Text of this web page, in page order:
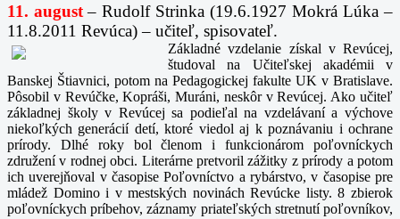
11. august – Rudolf Strinka (19.6.1927 Mokrá Lúka –
11.8.2011 Revúca) – učiteľ, spisovateľ.
Základné vzdelanie získal v Revúcej,
študoval na Učiteľskej akadémii v
Banskej Štiavnici, potom na Pedagogickej fakulte UK v Bratislave.
Pôsobil v Revúčke, Kopráši, Muráni, neskôr v Revúcej. Ako učiteľ
základnej školy v Revúcej sa podieľal na vzdelávaní a výchove
niekoľkých generácií detí, ktoré viedol aj k poznávaniu i ochrane
prírody. Dlhé roky bol členom i funkcionárom poľovníckych
združení v rodnej obci. Literárne pretvoril zážitky z prírody a potom
ich uverejňoval v časopise Poľovníctvo a rybárstvo, v časopise pre
mládež Domino i v mestských novinách Revúcke listy. 8 zbierok
poľovníckych príbehov, záznamy priateľských stretnutí poľovníkov,